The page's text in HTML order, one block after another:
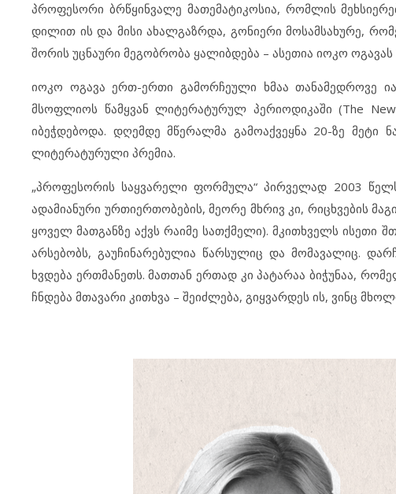
პროფესორი ბრწყინვალე მათემატიკოსია, რომლის
დილით ის და მისი ახალგაზრდა, გონიერი მოსამსახურე,
შორის უცნაური მეგობრობა ყალიბდება – ასეთია იოკო
იოკო ოგავა ერთ-ერთი გამორჩეული ხმაა თანამედროვე
მსოფლიოს წამყვან ლიტერატურულ პერიოდიკაში (The New
იბეჭდებოდა. დღემდე მწერალმა გამოაქვეყნა 20-ზე მეტი
ლიტერატურული პრემია.
„პროფესორის საყვარელი ფორმულა“ პირველად 2003
ადამიანური ურთიერთობების, მეორე მხრივ კი, რიცხვების
ყოველ მათგანზე აქვს რაიმე სათქმელი). მკითხველს
არსებობს, გაუჩინარებულია წარსულიც და მომავალიც.
ხვდება ერთმანეთს. მათთან ერთად კი პატარაა ბიჭუნაა,
ჩნდება მთავარი კითხვა – შეიძლება, გიყვარდეს ის, ვინც